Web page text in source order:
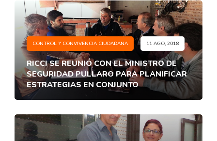
CONTROL Y CONVIVENCIA CIUDADANA 11 AGO, 2018
RICCI SE REUNIÓ CON EL MINISTRO DE
SEGURIDAD PULLARO PARA PLANIFICAR
ESTRATEGIAS EN CONJUNTO